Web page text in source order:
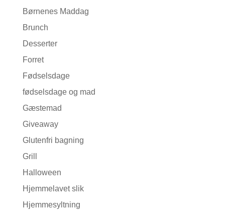
Børnenes Maddag
Brunch
Desserter
Forret
Fødselsdage
fødselsdage og mad
Gæstemad
Giveaway
Glutenfri bagning
Grill
Halloween
Hjemmelavet slik
Hjemmesyltning